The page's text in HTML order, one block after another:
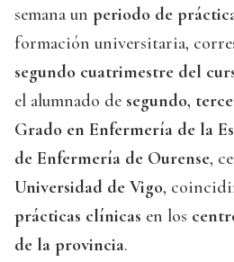
semana un periodo de
formación universitaria,
segundo cuatrimestre del
el alumnado de segundo,
Grado en Enfermería de la
de Enfermería de Ourense,
Universidad de Vigo,
prácticas clínicas en los
de la provincia.